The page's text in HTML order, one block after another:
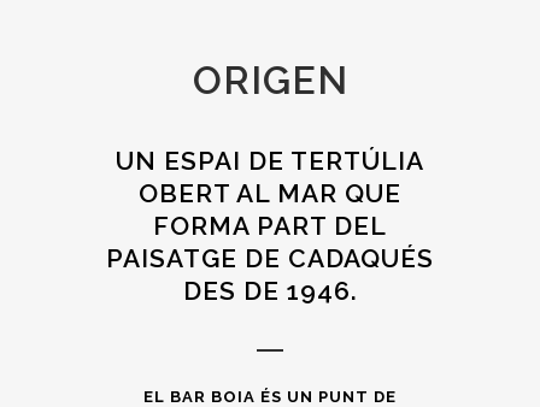
ORIGEN
UN ESPAI DE TERTÚLIA
OBERT AL MAR QUE
FORMA PART DEL
PAISATGE DE CADAQUÉS
DES DE 1946.
EL BAR BOIA ÉS UN PUNT DE